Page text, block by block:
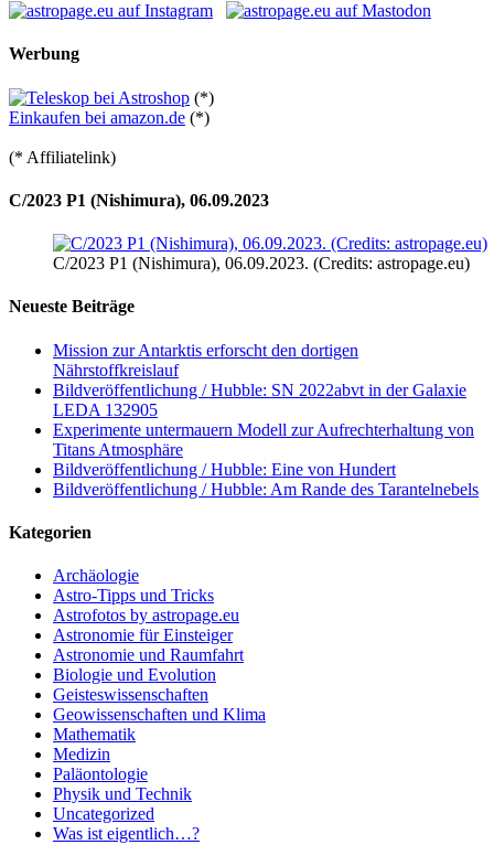
Werbung
(*)
Einkaufen bei amazon.de (*)
(* Affiliatelink)
C/2023 P1 (Nishimura), 06.09.2023
C/2023 P1 (Nishimura), 06.09.2023. (Credits: astropage.eu)
Neueste Beiträge
Mission zur Antarktis erforscht den dortigen
Nährstoffkreislauf
Bildveröffentlichung / Hubble: SN 2022abvt in der Galaxie
LEDA 132905
Experimente untermauern Modell zur Aufrechterhaltung von
Titans Atmosphäre
Bildveröffentlichung / Hubble: Eine von Hundert
Bildveröffentlichung / Hubble: Am Rande des Tarantelnebels
Kategorien
Archäologie
Astro-Tipps und Tricks
Astrofotos by astropage.eu
Astronomie für Einsteiger
Astronomie und Raumfahrt
Biologie und Evolution
Geisteswissenschaften
Geowissenschaften und Klima
Mathematik
Medizin
Paläontologie
Physik und Technik
Uncategorized
Was ist eigentlich…?